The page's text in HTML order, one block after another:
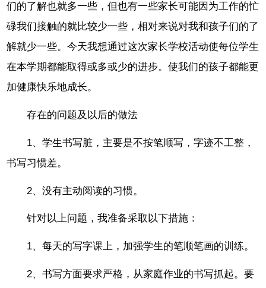
们的了解也就多一些，但也有一些家长可能因为工作的忙
碌我们接触的就比较少一些，相对来说对我和孩子们的了
解就少一些。今天我想通过这次家长学校活动使每位学生
在本学期都能取得或多或少的进步。使我们的孩子都能更
加健康快乐地成长。
存在的问题及以后的做法
1、学生书写脏，主要是不按笔顺写，字迹不工整，
书写习惯差。
2、没有主动阅读的习惯。
针对以上问题，我准备采取以下措施：
1、每天的写字课上，加强学生的笔顺笔画的训练。
2、书写方面要求严格，从家庭作业的书写抓起。要